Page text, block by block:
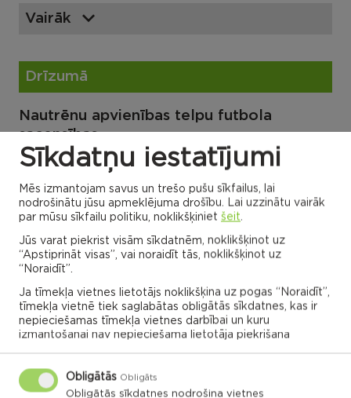
Vairāk
Drīzumā
Nautrēnu apvienības telpu futbola
sacensības
Sports
Bērzgales pamatskolas sporta laukums
10:00
20.01.2024
VISI NOTIKUMI
Sīkdatņu iestatījumi
Mēs izmantojam savus un trešo pušu sīkfailus, lai
nodrošinātu jūsu apmeklējuma drošību. Lai uzzinātu vairāk
par mūsu sīkfailu politiku, noklikšķiniet šeit.
Jūs varat piekrist visām sīkdatnēm, noklikšķinot uz
“Apstiprināt visas”, vai noraidīt tās, noklikšķinot uz
“Noraidīt”.
Ja tīmekļa vietnes lietotājs noklikšķina uz pogas “Noraidīt”,
tīmekļa vietnē tiek saglabātas obligātās sīkdatnes, kas ir
nepieciešamas tīmekļa vietnes darbībai un kuru
izmantošanai nav nepieciešama lietotāja piekrišana
Obligātās Obligāts
Obligātās sīkdatnes nodrošina vietnes